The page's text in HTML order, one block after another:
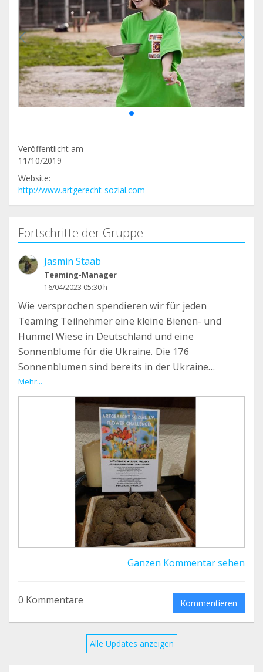
Veröffentlicht am
11/10/2019
Website:
http://www.artgerecht-sozial.com
Fortschritte der Gruppe
Jasmin Staab
Teaming-Manager
16/04/2023 05:30 h
Wie versprochen spendieren wir für jeden
Teaming Teilnehmer eine kleine Bienen- und
Hunmel Wiese in Deutschland und eine
Sonnenblume für die Ukraine. Die 176
Sonnenblumen sind bereits in der Ukraine
angekommen auch die 176 Bienen- und Hummel
Restaurants sind bereits startklar.
Wir werden natürlich noch weiter berichten ❤️
danke das ihr dabei seid
Mehr...
Ganzen Kommentar sehen
0 Kommentare Kommentieren
Alle Updates anzeigen